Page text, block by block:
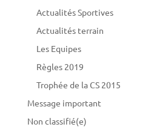
Actualités Sportives
Actualités terrain
Les Equipes
Règles 2019
Trophée de la CS 2015
Message important
Non classifié(e)